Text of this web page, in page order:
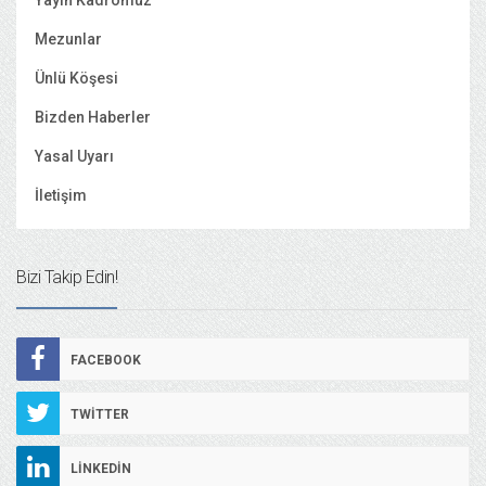
Mezunlar
Ünlü Köşesi
Bizden Haberler
Yasal Uyarı
İletişim
Bizi Takip Edin!
FACEBOOK
TWITTER
LINKEDIN